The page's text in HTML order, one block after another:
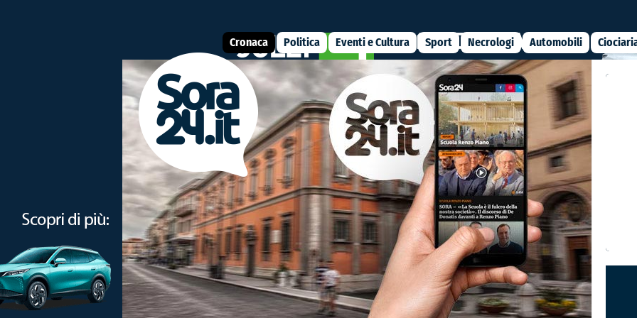
Cronaca Politica Eventi e Cultura Sport Necrologi Automobili